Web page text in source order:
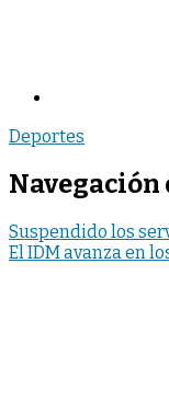
Deportes
Navegación
Suspendido los
El IDM avanza en